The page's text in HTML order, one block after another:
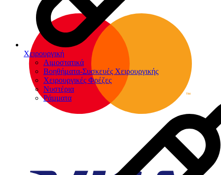
Χειρουργική
Αιμοστατικά
Βοηθήματα-Συσκευές Χειρουργικής
Χειρουργικές Φρέζες
Νυστέρια
Ράµµατα